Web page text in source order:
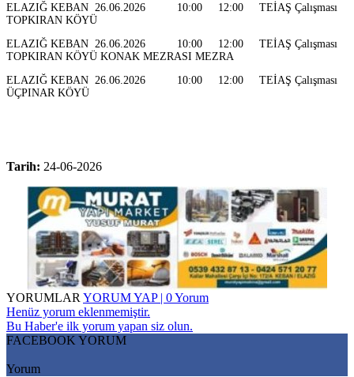
ELAZIĞ KEBAN 26.06.2026 10:00 12:00 TEİAŞ Çalışması
TOPKIRAN KÖYÜ
ELAZIĞ KEBAN 26.06.2026 10:00 12:00 TEİAŞ Çalışması
TOPKIRAN KÖYÜ KONAK MEZRASI MEZRA
ELAZIĞ KEBAN 26.06.2026 10:00 12:00 TEİAŞ Çalışması
ÜÇPINAR KÖYÜ
Tarih: 24-06-2026
YORUMLAR YORUM YAP | 0 Yorum
Henüz yorum eklenmemiştir.
Bu Haber'e ilk yorum yapan siz olun.
FACEBOOK YORUM
Yorum